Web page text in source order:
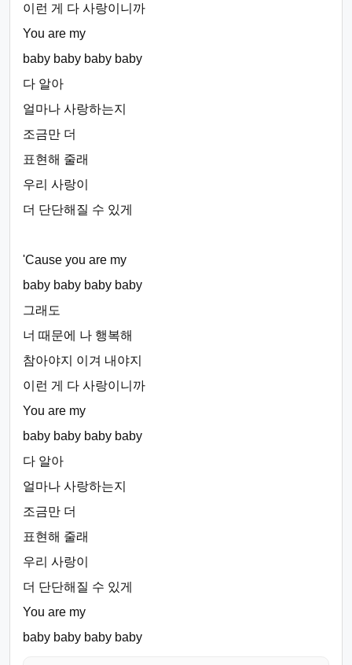
이런 게 다 사랑이니까
You are my
baby baby baby baby
다 알아
얼마나 사랑하는지
조금만 더
표현해 줄래
우리 사랑이
더 단단해질 수 있게
'Cause you are my
baby baby baby baby
그래도
너 때문에 나 행복해
참아야지 이겨 내야지
이런 게 다 사랑이니까
You are my
baby baby baby baby
다 알아
얼마나 사랑하는지
조금만 더
표현해 줄래
우리 사랑이
더 단단해질 수 있게
You are my
baby baby baby baby